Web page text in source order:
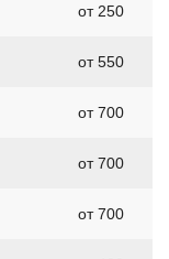
от 250
от 550
от 700
от 700
от 700